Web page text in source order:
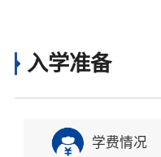
入学准备
学费情况